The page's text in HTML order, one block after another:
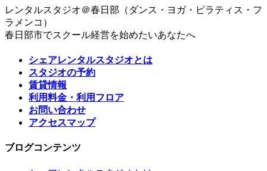
レンタルスタジオ＠春日部（ダンス・ヨガ・ピラティス・フ
ラメンコ）
春日部市でスクール経営を始めたいあなたへ
シェアレンタルスタジオとは
スタジオの予約
賃貸情報
利用料金・利用フロア
お問い合わせ
アクセスマップ
ブログコンテンツ